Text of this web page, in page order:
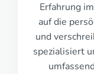
Erfahrung
auf die
und
spezialisiert